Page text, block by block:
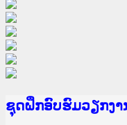
Ministry of Justice
ເຜີຍແຜ່ວັບໄຊຈົດໝ
ກະຊວງຍຸຕິທຳ
ຊຸດຝຶກອົບຮົມວຽກງ
ກອງປະຊຸມທົບທວນຄື
ຝຶກອົບຮົມ ຜູ່ປະສານ
ຝຶກອົບຮົມ ຜູ່ປະສານ
ເຜີຍແຜ່ແອັບກົດໝາ
ເຜີຍແຜ່ແອັບກົດໝາຍ
ຍົກລະດັບວຽກງານ
ຊຸດຝຶກອົບຮົມວຽກງາ